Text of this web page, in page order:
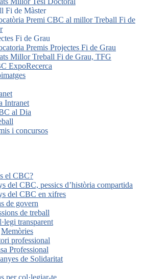
Fi de Màster
Premi CBC al millor Treball Fi de
Fi de Grau
Premis Projectes Fi de Grau
Millor Treball Fi de Grau, TFG
ExpoRecerca
Intranet
al Dia
i concursos
el CBC?
del CBC, pessics d’història compartida
del CBC en xifres
de govern
de treball
transparent
Memòries
professional
Professional
de Solidaritat
per col·legiar-te